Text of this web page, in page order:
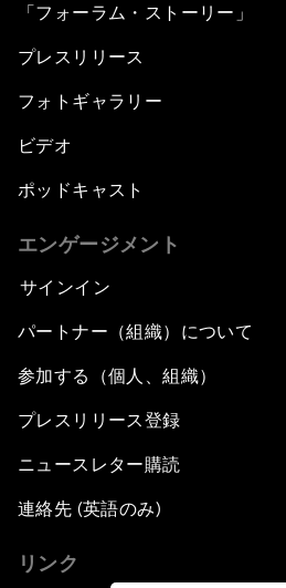
「フォーラム・ストーリー」
プレスリリース
フォトギャラリー
ビデオ
ポッドキャスト
エンゲージメント
サインイン
パートナー（組織）について
参加する（個人、組織）
プレスリリース登録
ニュースレター購読
連絡先 (英語のみ)
リンク